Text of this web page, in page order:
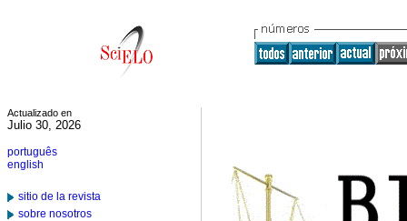
Actualizado en
Julio 30, 2026
português
english
sitio de la revista
sobre nosotros